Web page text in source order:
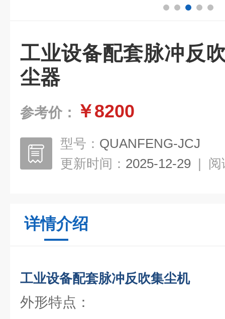
工业设备配套脉冲反
尘器
参考价： ￥8200
型号： QUANFENG-JCJ
更新时间： 2025-12-29 | 阅
详情介绍
工业设备配套脉冲反吹集尘机
外形特点：